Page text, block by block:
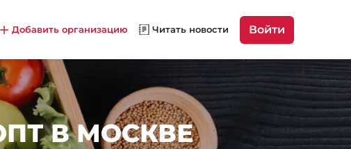
Добавить организацию Читать новости Войти
В МОСКВЕ